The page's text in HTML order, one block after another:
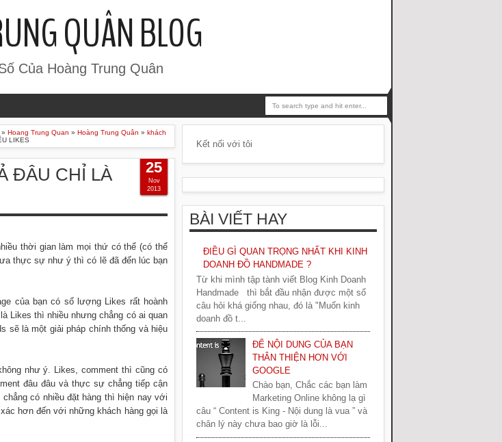
QUÂN BLOG
Của Hoàng Trung Quân
» Hoang Trung Quan » Hoàng Trung Quân » khách
LIKES
ĐÂU CHỈ LÀ
thời gian làm mọi thứ có thể (có thể
thực sự như ý thì có lẽ đã đến lúc bạn
của bạn có số lượng Likes rất hoành
Likes thì nhiều nhưng chẳng có ai quan
sẽ là một giải pháp chính thống và hiệu
như ý. Likes, comment thì cũng có
đâu đâu và thực sự chẳng tiếp cận
có nhiều đặt hàng thì hiện nay với
hơn đến với những khách hàng gọi là
25
Nov
2013
Kết nối với tôi
BÀI VIẾT HAY
ĐIỀU GÌ QUAN TRỌNG NHẤT KHI KINH
DOANH ĐỒ HANDMADE ?
Từ khi mình tập tành viết Blog Kinh Doanh
Handmade thì bắt đầu nhận được một số
câu hỏi khá giống nhau, đó là "Muốn kinh
doanh đồ t...
ĐỂ NỘI DUNG CỦA BẠN
THÂN THIỆN HƠN VỚI
GOOGLE
Chào bạn, Chắc các bạn làm
Marketing Online không lạ gì
câu “ Content is King - Nội dung là vua ” và
chân lý này chưa bao giờ là lỗi...